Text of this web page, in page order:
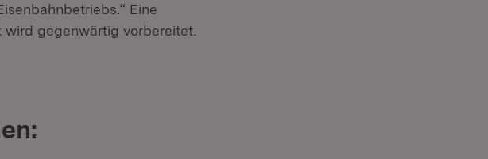
Eine
gegenwärtig vorbereitet.